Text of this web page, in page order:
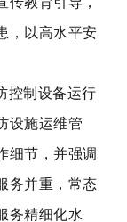
，以高水平安
控制设备运行
设施运维管
细节，并强调
务并重，常态
务精细化水